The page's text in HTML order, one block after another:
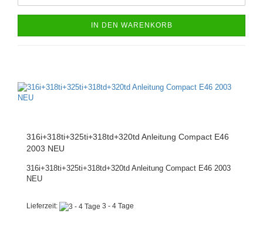
IN DEN WARENKORB
316i+318ti+325ti+318td+320td Anleitung Compact E46
2003 NEU
316i+318ti+325ti+318td+320td Anleitung Compact E46 2003
NEU
Lieferzeit: 3 - 4 Tage